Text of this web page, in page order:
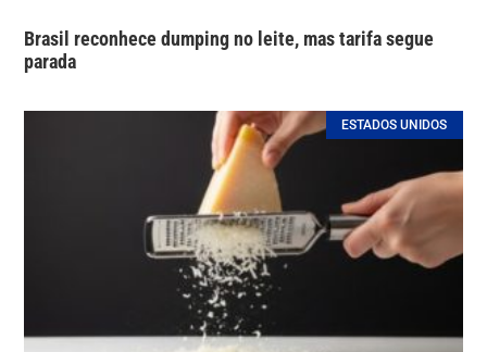
Brasil reconhece dumping no leite, mas tarifa segue
parada
ESTADOS UNIDOS